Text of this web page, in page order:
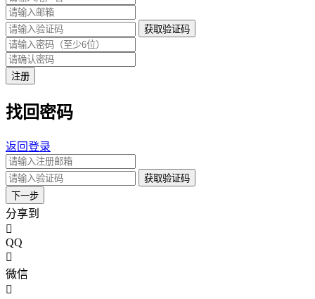
获取验证码
注册
找回密码
返回登录
获取验证码
下一步
分享到
QQ
微信